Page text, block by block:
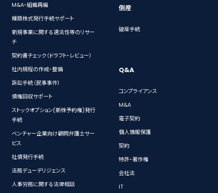
M&A・組織再編
種類株式発行手続サポート
新規事業に関する適法性等のリサー
チ
契約書チェック（ドラフト・レビュー）
社内規程の作成・整備
訴訟手続（民事事件）
債権回収サポート
ストックオプション(新株予約権)発行
手続
ベンチャー企業向け顧問弁護士サー
ビス
社債発行手続
法務デューデリジェンス
人事労務に関する法律相談
倒産
破産手続
Q&A
コンプライアンス
M&A
電子契約
個人情報保護
契約
特許・著作権
会社法
IT